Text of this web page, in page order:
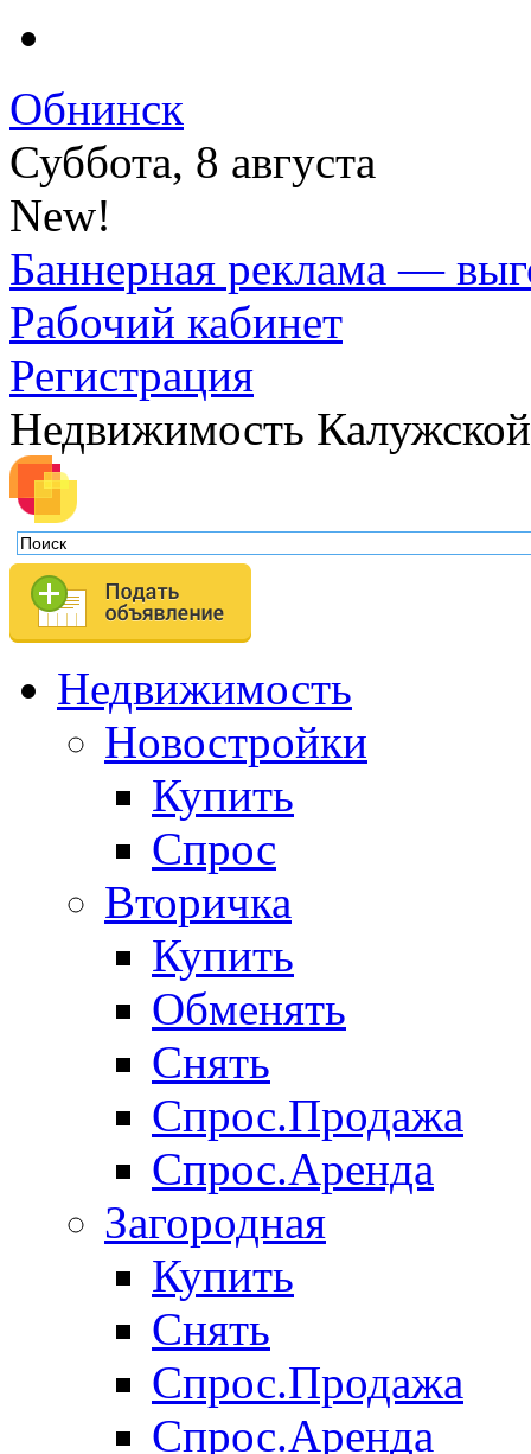
Обнинск
Суббота, 8 августа
New!
Баннерная реклама —
Рабочий кабинет
Регистрация
Недвижимость
Недвижимость
Новостройки
Купить
Спрос
Вторичка
Купить
Обменять
Снять
Спрос.Продажа
Спрос.Аренда
Загородная
Купить
Снять
Спрос.Продажа
Спрос.Аренда